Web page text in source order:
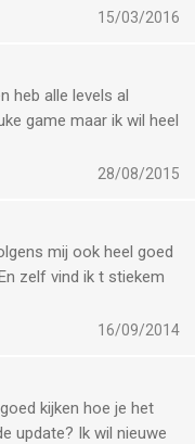
15/03/2016
heb alle levels al
game maar ik wil heel
Ik wil het wel 100
dus jullie krijgen er 5.
28/08/2015
mij ook heel goed
zelf vind ik t stiekem
16/09/2014
kijken hoe je het
update? Ik wil nieuwe